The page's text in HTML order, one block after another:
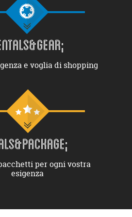
e voglia di shopping
per ogni vostra
esigenza